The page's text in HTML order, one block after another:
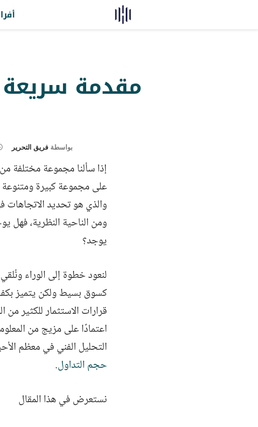
بواسطة فريق التحرير
إذا سألنا مجموعة مختلفة
على مجموعة كبيرة ومتنوعة
والذي هو تحديد الاتجاهات
ومن الناحية النظرية، فهل
يوجد؟
لنعود خطوة إلى الوراء
كسوق بسيط ولكن يتميز
قرارات الاستثمار للكثير
اعتمادًا على مزيج من
التحليل الفني في معظم
حجم التداول.
نستعرض في هذا المقال